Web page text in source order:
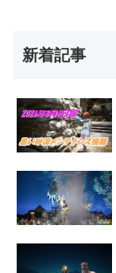
新着記事